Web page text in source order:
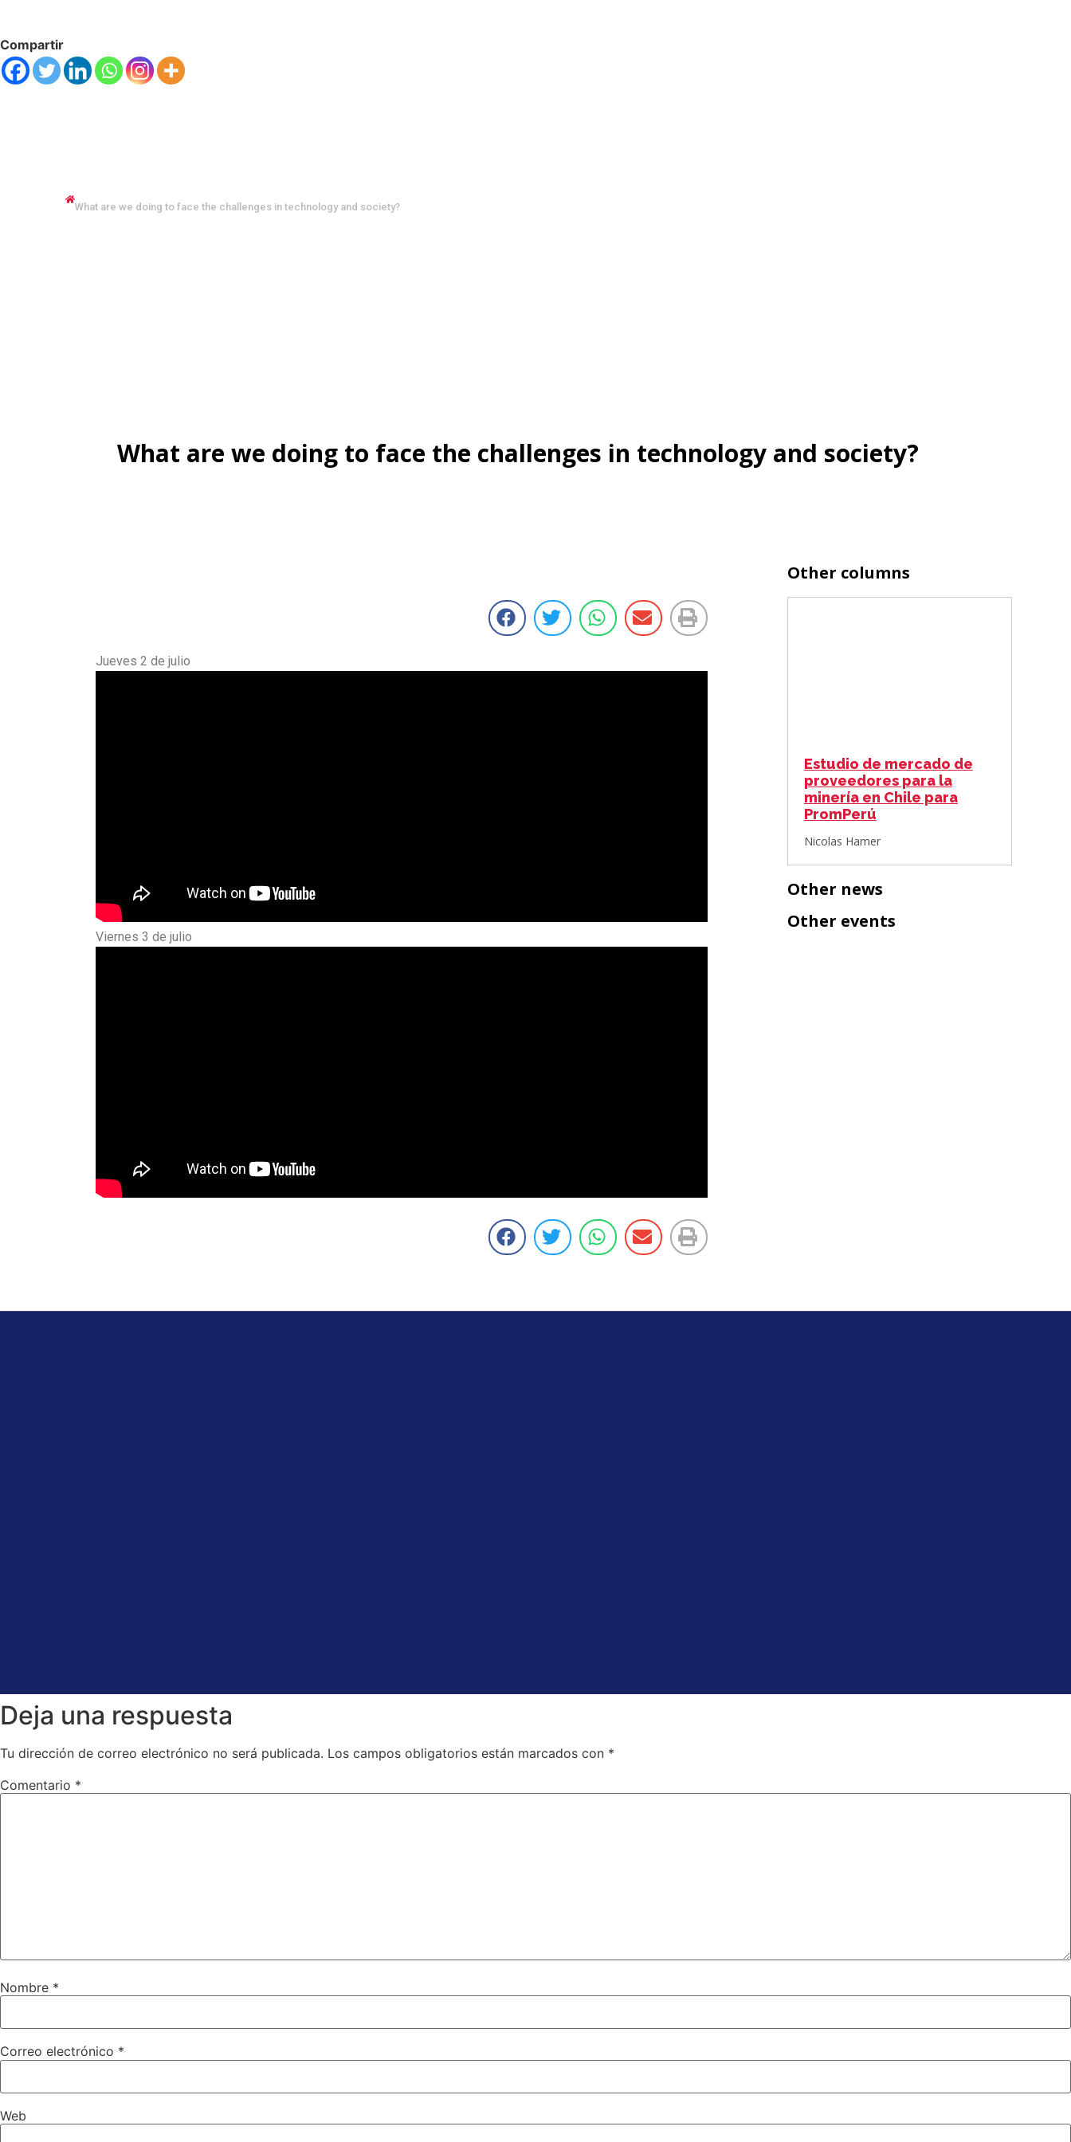
Compartir
What are we doing to face the challenges in technology and society?
What are we doing to face the challenges in technology and society?
Jueves 2 de julio
Viernes 3 de julio
Other columns
Estudio de mercado de
proveedores para la
minería en Chile para
PromPerú
Nicolas Hamer
Other news
Other events
Deja una respuesta
Tu dirección de correo electrónico no será publicada. Los campos obligatorios están marcados con *
Comentario *
Nombre *
Correo electrónico *
Web